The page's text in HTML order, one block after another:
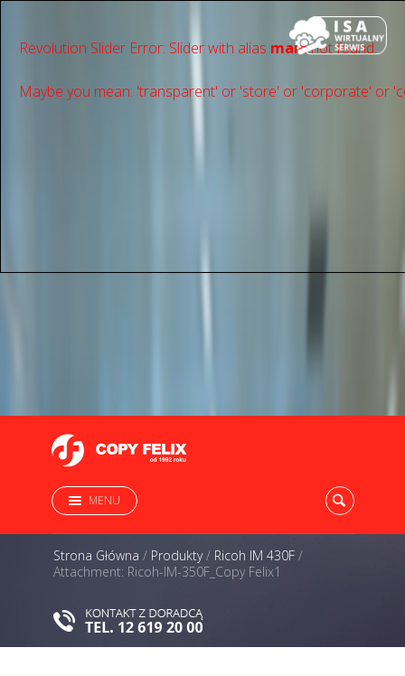
Revolution Slider Error: Slider with alias mainnot found.
Maybe you mean: 'transparent' or 'store' or 'сorporate' or
MENU
Strona Główna / Produkty/ Ricoh IM 430F /
Attachment: Ricoh-IM-350F_Copy Felix1